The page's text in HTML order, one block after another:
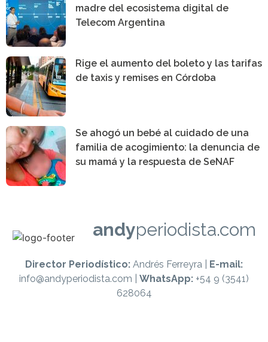
madre del ecosistema digital de
Telecom Argentina
Rige el aumento del boleto y las tarifas
de taxis y remises en Córdoba
Se ahogó un bebé al cuidado de una
familia de acogimiento: la denuncia de
su mamá y la respuesta de SeNAF
andyperiodista.com
Director Periodístico: Andrés Ferreyra |
E-mail:
info@andyperiodista.com | WhatsApp: +54 9 (3541)
628064